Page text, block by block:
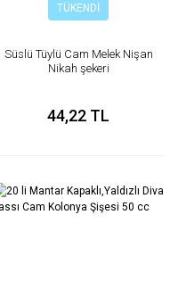
TÜKENDİ
Süslü Tüylü Cam Melek Nişan
Nikah şekeri
44,22 TL